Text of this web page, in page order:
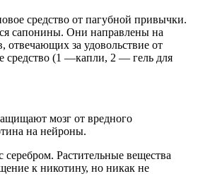
средство от пагубной привычки.
сапонины. Они направлены на
отвечающих за удовольствие от
средство (1 —капли, 2 — гель для
мозг от вредного
на нейроны.
серебром. Растительные вещества
к никотину, но никак не